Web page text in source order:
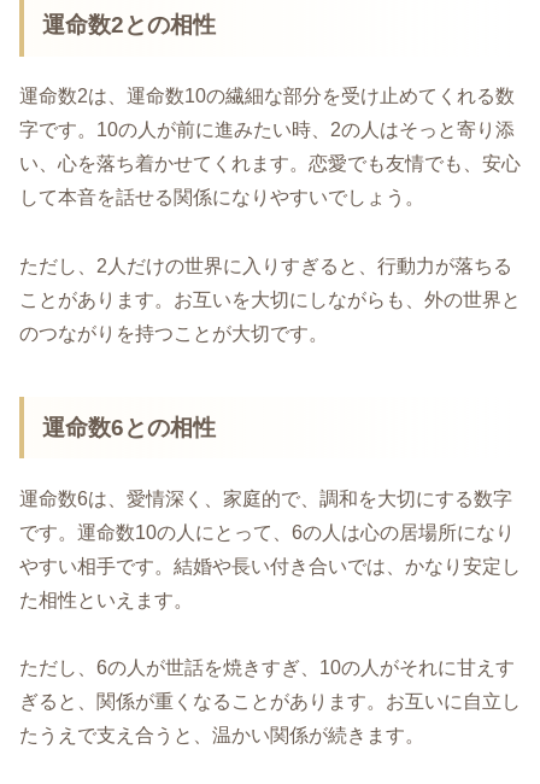
運命数2との相性
運命数2は、運命数10の繊細な部分を受け止めてくれる数
字です。10の人が前に進みたい時、2の人はそっと寄り添
い、心を落ち着かせてくれます。恋愛でも友情でも、安心
して本音を話せる関係になりやすいでしょう。
ただし、2人だけの世界に入りすぎると、行動力が落ちる
ことがあります。お互いを大切にしながらも、外の世界と
のつながりを持つことが大切です。
運命数6との相性
運命数6は、愛情深く、家庭的で、調和を大切にする数字
です。運命数10の人にとって、6の人は心の居場所になり
やすい相手です。結婚や長い付き合いでは、かなり安定し
た相性といえます。
ただし、6の人が世話を焼きすぎ、10の人がそれに甘えす
ぎると、関係が重くなることがあります。お互いに自立し
たうえで支え合うと、温かい関係が続きます。